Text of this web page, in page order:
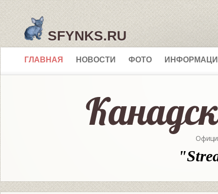
SFYNKS.RU
ГЛАВНАЯ НОВОСТИ ФОТО